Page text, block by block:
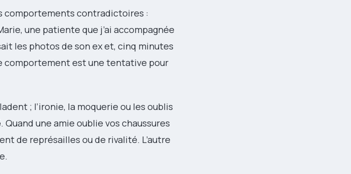
comportements contradictoires :
une patiente que j’ai accompagnée
les photos de son ex et, cinq minutes
comportement est une tentative pour
; l’ironie, la moquerie ou les oublis
. Quand une amie oublie vos chaussures
de représailles ou de rivalité. L’autre